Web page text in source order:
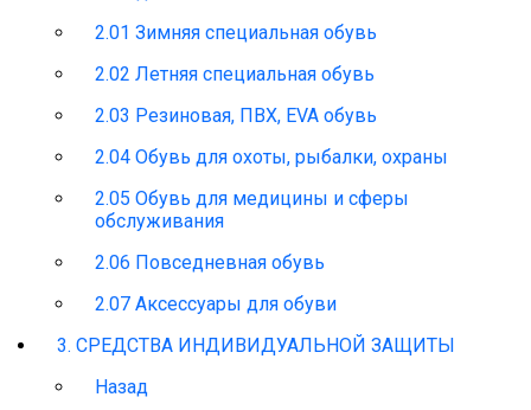
2.01 Зимняя специальная обувь
2.02 Летняя специальная обувь
2.03 Резиновая, ПВХ, EVA обувь
2.04 Обувь для охоты, рыбалки, охраны
2.05 Обувь для медицины и сферы
обслуживания
2.06 Повседневная обувь
2.07 Аксессуары для обуви
3. СРЕДСТВА ИНДИВИДУАЛЬНОЙ ЗАЩИТЫ
Назад